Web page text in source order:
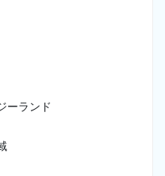
ーランド